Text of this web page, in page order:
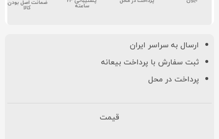
ساعته ضمانت اصل بودن
کالا
ارسال به سراسر ایران
ثبت سفارش با پرداخت بیعانه
پرداخت در محل
قیمت